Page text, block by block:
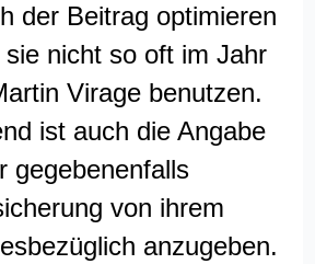
der Beitrag optimieren
nicht so oft im Jahr
Virage benutzen.
ist auch die Angabe
gegebenenfalls
von ihrem
anzugeben.